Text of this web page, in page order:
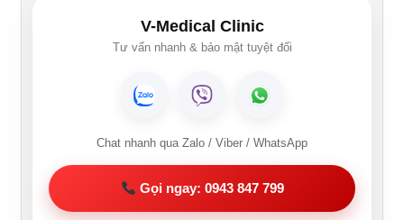
V-Medical Clinic
Tư vấn nhanh & bảo mật tuyệt đối
Chat nhanh qua Zalo / Viber / WhatsApp
Gọi ngay: 0943 847 799